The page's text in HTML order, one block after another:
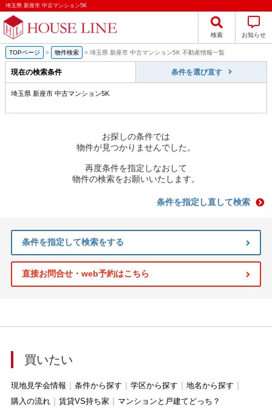
埼玉県 新座市 中古マンション5K
検索 お知らせ
TOPページ > 物件検索 > 埼玉県 新座市 中古マンション5K 不動産情報一覧
現在の検索条件 条件を選び直す
埼玉県 新座市 中古マンション5K
お探しの条件では
物件が見つかりませんでした。
再度条件を指定しなおして
物件の検索をお願いいたします。
条件を指定し直して検索
条件を指定して検索をする
直接お問合せ・web予約はこちら
買いたい
現地見学会情報 条件から探す 学区から探す
地名から探す
購入の流れ
賃貸VS持ち家 マンションと戸建てどっち？